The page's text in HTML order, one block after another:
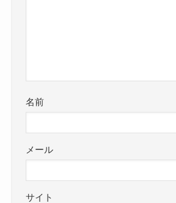
名前
メール
サイト